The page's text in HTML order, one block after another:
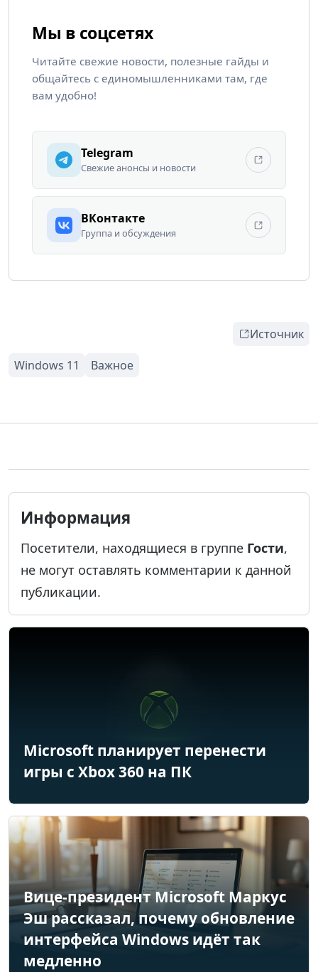
Мы в соцсетях
Читайте свежие новости, полезные гайды и
общайтесь с единомышленниками там, где
вам удобно!
Telegram
Свежие анонсы и новости
ВКонтакте
Группа и обсуждения
Источник
Информация
Посетители, находящиеся в группе Гости,
не могут оставлять комментарии к данной
публикации.
Microsoft планирует перенести
игры с Xbox 360 на ПК
Вице-президент Microsoft Маркус
Эш рассказал, почему обновление
интерфейса Windows идёт так
медленно